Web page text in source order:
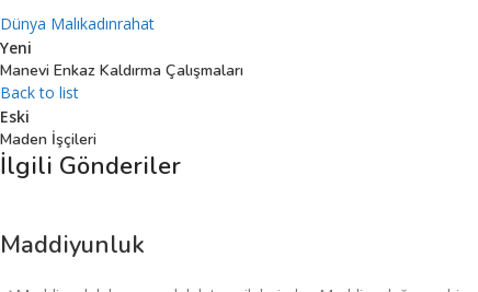
Dünya Malıkadınrahat
Yeni
Manevi Enkaz Kaldırma Çalışmaları
Back to list
Eski
Maden İşçileri
İlgili Gönderiler
Maddiyunluk